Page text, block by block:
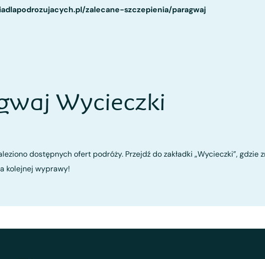
zalecane-szczepienia/paragwaj
Wycieczki
dostępnych ofert podróży. Przejdź do zakładki „Wycieczki”,
kolejnej wyprawy!